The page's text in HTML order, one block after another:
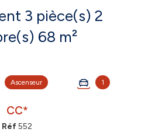
2
chambre(s) 68 m²
Ascenseur 1
CC*
Réf552